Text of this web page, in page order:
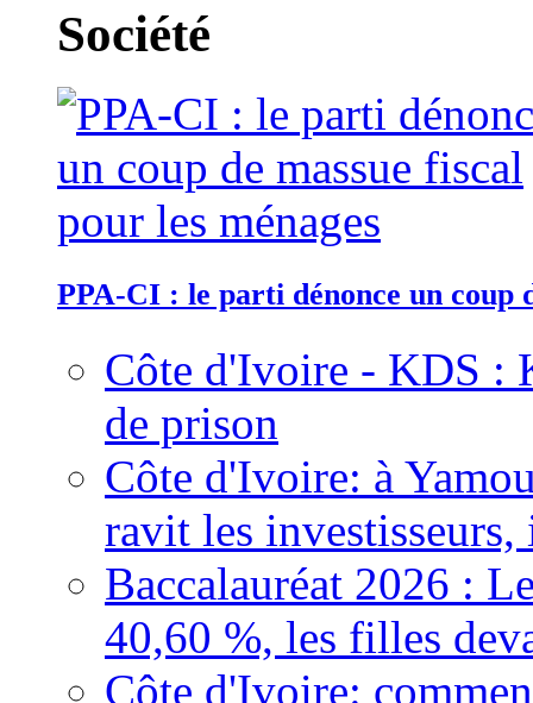
Société
PPA-CI : le parti dénonce un coup
Côte d'Ivoire - KDS :
de prison
Côte d'Ivoire: à
ravit les
Baccalauréat 2026 :
40,60 %, les filles
Côte d'Ivoire: